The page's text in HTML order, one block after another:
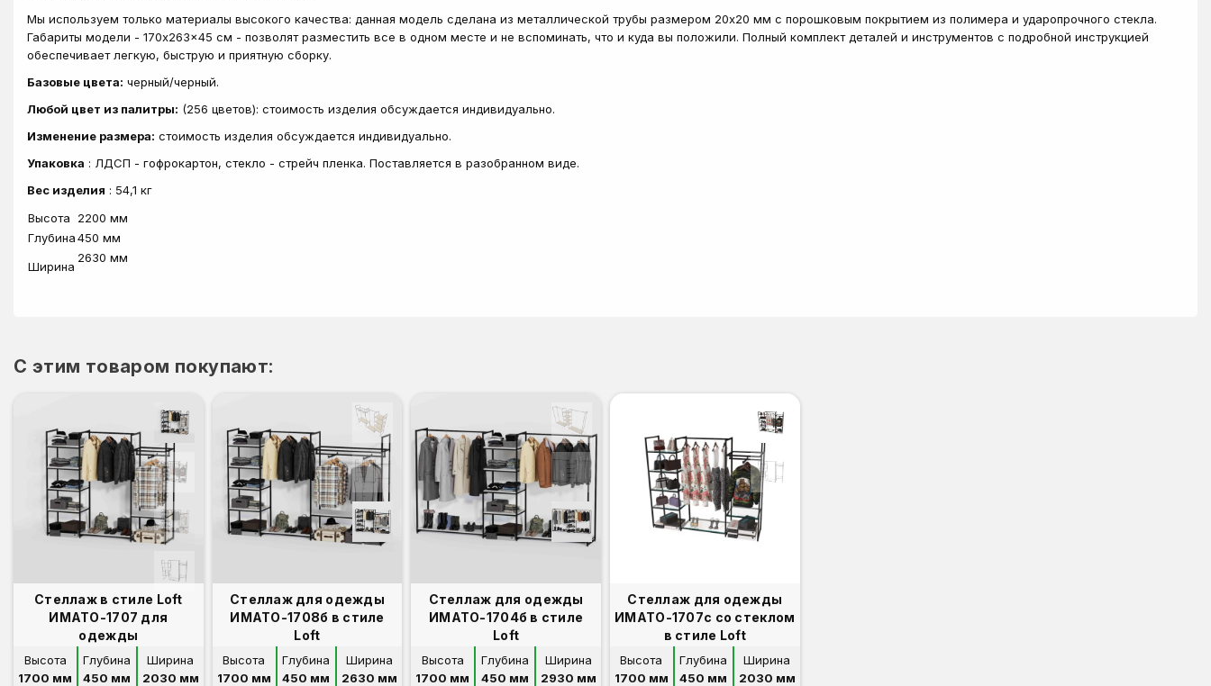
Мы используем только материалы высокого качества: данная модель сделана из металлической трубы размером 20x20 мм с порошковым покрытием из полимера и ударопрочного стекла.
Габариты модели - 170x263x45 см - позволят разместить все в одном месте и не вспоминать, что и куда вы положили. Полный комплект деталей и инструментов с подробной инструкцией
обеспечивает легкую, быструю и приятную сборку.
Базовые цвета: черный/черный.
Любой цвет из палитры: (256 цветов): стоимость изделия обсуждается индивидуально.
Изменение размера: стоимость изделия обсуждается индивидуально.
Упаковка : ЛДСП - гофрокартон, стекло - стрейч пленка. Поставляется в разобранном виде.
Вес изделия : 54,1 кг
Высота
2200 мм
Глубина450 мм
Ширина
2630 мм
C этим товаром покупают:
Стеллаж в стиле Loft
ИМАТО-1707 для
одежды
Высота
1700 мм
Глубина
450 мм
Ширина
2030 мм
Стеллаж для одежды
ИМАТО-1708б в стиле
Loft
Высота
1700 мм
Глубина
450 мм
Ширина
2630 мм
Стеллаж для одежды
ИМАТО-1704б в стиле
Loft
Высота
1700 мм
Глубина
450 мм
Ширина
2930 мм
Стеллаж для одежды
ИМАТО-1707с со стеклом
в стиле Loft
Высота
1700 мм
Глубина
450 мм
Ширина
2030 мм